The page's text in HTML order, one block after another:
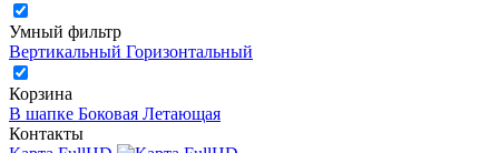
Умный фильтр
Вертикальный Горизонтальный
Корзина
В шапке Боковая Летающая
Контакты